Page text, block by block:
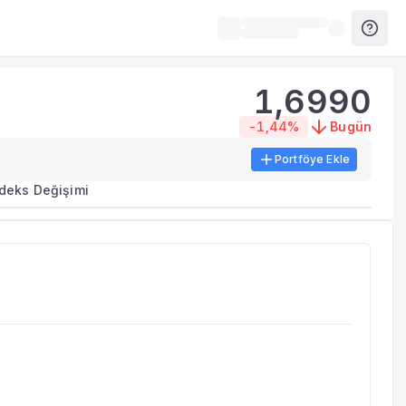
metrikleri listelenir.
benzer fonları inceleyebilirsiniz.
1,6990
-1,44% Bugün
Portföye Ekle
Değişimi